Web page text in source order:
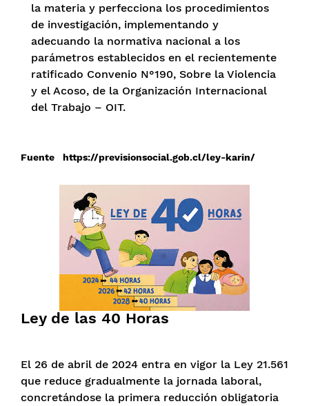
la materia y perfecciona los procedimientos
de investigación, implementando y
adecuando la normativa nacional a los
parámetros establecidos en el recientemente
ratificado Convenio N°190, Sobre la Violencia
y el Acoso, de la Organización Internacional
del Trabajo – OIT.
Fuente https://previsionsocial.gob.cl/ley-karin/
Ley de las 40 Horas
El 26 de abril de 2024 entra en vigor la Ley 21.561
que reduce gradualmente la jornada laboral,
concretándose la primera reducción obligatoria